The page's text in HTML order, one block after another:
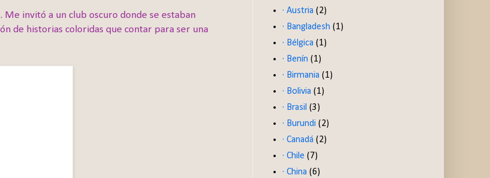
invitó a un club oscuro donde se estaban
de historias coloridas que contar para ser una
· Austria (2)
· Bangladesh (1)
· Bélgica (1)
· Benín (1)
· Birmania (1)
· Bolivia (1)
· Brasil (3)
· Burundi (2)
· Canadá (2)
· Chile (7)
· China (6)